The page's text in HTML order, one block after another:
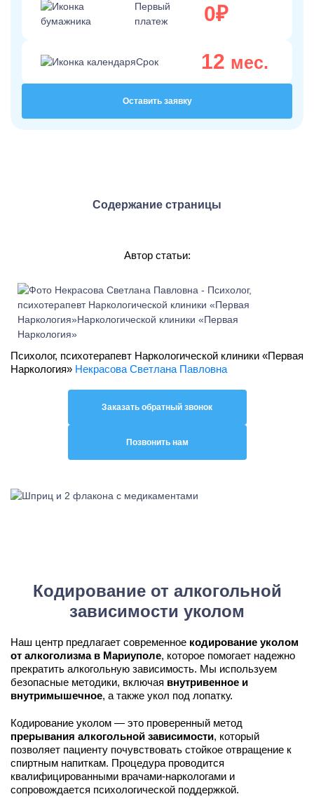
Первый
платеж
0₽
Срок 12 мес.
Оставить заявку
Содержание страницы
Автор статьи:
Психолог, психотерапевт Наркологической клиники «Первая
Наркология» Некрасова Светлана Павловна
Заказать обратный звонок
Позвонить нам
Кодирование от алкогольной
зависимости уколом
Наш центр предлагает современное кодирование уколом
от алкоголизма в Мариуполе, которое помогает надежно
прекратить алкогольную зависимость. Мы используем
безопасные методики, включая внутривенное и
внутримышечное, а также укол под лопатку.
Кодирование уколом — это проверенный метод
прерывания алкогольной зависимости, который
позволяет пациенту почувствовать стойкое отвращение к
спиртным напиткам. Процедура проводится
квалифицированными врачами-наркологами и
сопровождается психологической поддержкой.